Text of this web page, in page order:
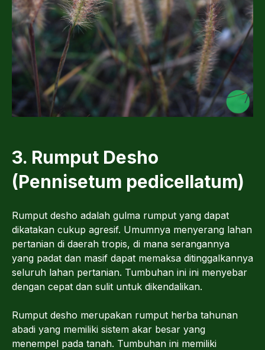
3. Rumput Desho
(Pennisetum pedicellatum)
Rumput desho adalah gulma rumput yang dapat
dikatakan cukup agresif. Umumnya menyerang lahan
pertanian di daerah tropis, di mana serangannya
yang padat dan masif dapat memaksa ditinggalkannya
seluruh lahan pertanian. Tumbuhan ini ini menyebar
dengan cepat dan sulit untuk dikendalikan.
Rumput desho merupakan rumput herba tahunan
abadi yang memiliki sistem akar besar yang
menempel pada tanah. Tumbuhan ini memiliki